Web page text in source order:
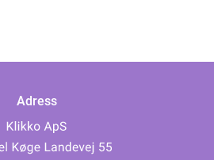
Adress